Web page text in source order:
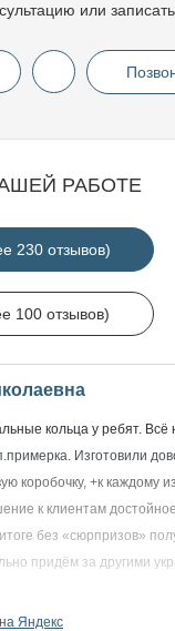
или
РАБОТЕ
230 отзывов)
100 отзывов)
кольца у ребят.
Изготовили
коробочку, +к каждому
к клиентам
без «сюрпризов»
придём за другими
Яндекс